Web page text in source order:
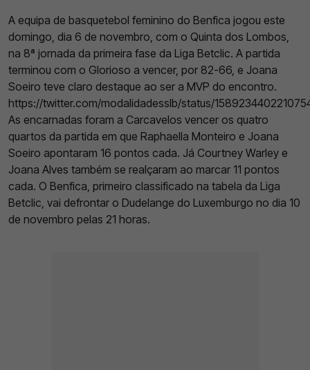
A equipa de basquetebol feminino do Benfica jogou este
domingo, dia 6 de novembro, com o Quinta dos Lombos,
na 8ª jornada da primeira fase da Liga Betclic. A partida
terminou com o Glorioso a vencer, por 82-66, e Joana
Soeiro teve claro destaque ao ser a MVP do encontro.
https://twitter.com/modalidadesslb/status/
As encarnadas foram a Carcavelos vencer os quatro
quartos da partida em que Raphaella Monteiro e Joana
Soeiro apontaram 16 pontos cada. Já Courtney Warley e
Joana Alves também se realçaram ao marcar 11 pontos
cada. O Benfica, primeiro classificado na tabela da Liga
Betclic, vai defrontar o Dudelange do Luxemburgo no dia 10
de novembro pelas 21 horas.